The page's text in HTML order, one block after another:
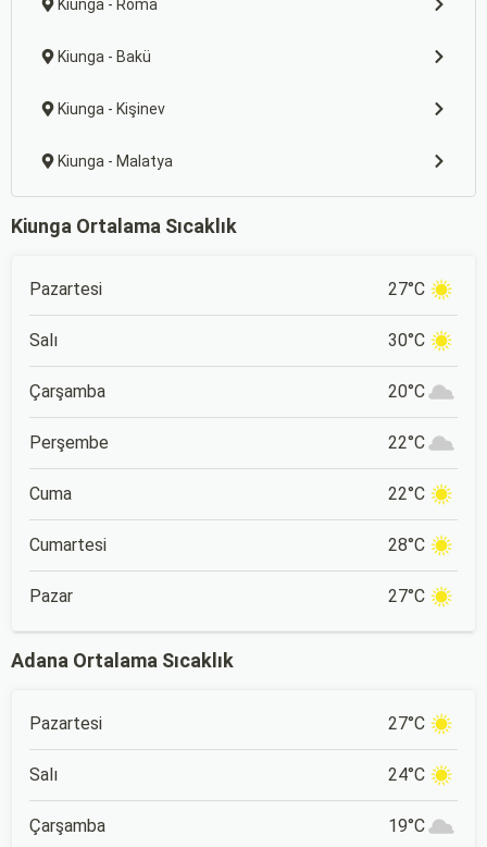
Kiunga - Roma
Kiunga - Bakü
Kiunga - Kişinev
Kiunga - Malatya
Kiunga Ortalama Sıcaklık
Pazartesi 27°C
Salı 30°C
Çarşamba 20°C
Perşembe 22°C
Cuma 22°C
Cumartesi 28°C
Pazar 27°C
Adana Ortalama Sıcaklık
Pazartesi 27°C
Salı 24°C
Çarşamba 19°C